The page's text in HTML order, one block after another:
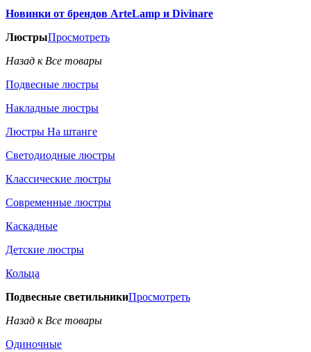
Новинки от брендов ArteLamp и Divinare
ЛюстрыПросмотреть
Назад к Все товары
Подвесные люстры
Накладные люстры
Люстры На штанге
Светодиодные люстры
Классические люстры
Современные люстры
Каскадные
Детские люстры
Кольца
Подвесные светильникиПросмотреть
Назад к Все товары
Одиночные